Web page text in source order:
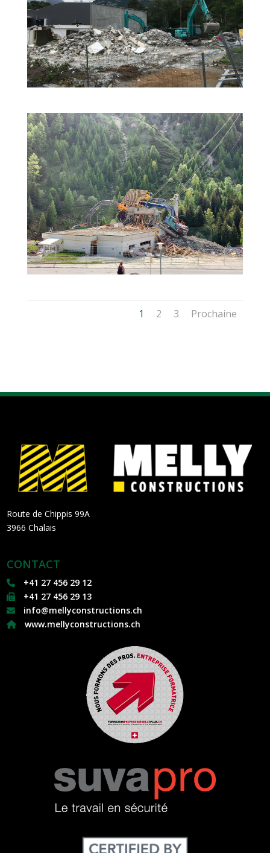
1 2 3 Prochaine
Route de Chippis 99A
3966 Chalais
CONTACT
+41 27 456 29 12
+41 27 456 29 13
info@mellyconstructions.ch
www.mellyconstructions.ch